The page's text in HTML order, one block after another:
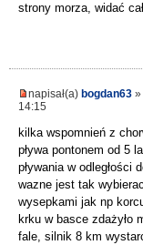
strony morza, widać
napisał(a) bogdan63 »
14:15
kilka wspomnień z
pływa pontonem od 5
pływania w odległości
wazne jest tak
wysepkami jak np
krku w basce zdażyło
fale, silnik 8 km